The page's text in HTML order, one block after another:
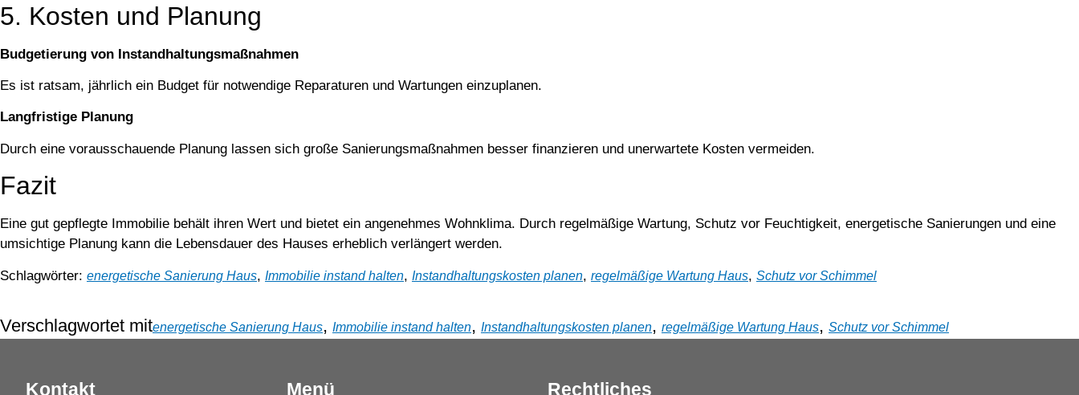
5. Kosten und Planung
Budgetierung von Instandhaltungsmaßnahmen
Es ist ratsam, jährlich ein Budget für notwendige Reparaturen und Wartungen einzuplanen.
Langfristige Planung
Durch eine vorausschauende Planung lassen sich große Sanierungsmaßnahmen besser finanzieren und unerwartete Kosten vermeiden.
Fazit
Eine gut gepflegte Immobilie behält ihren Wert und bietet ein angenehmes Wohnklima. Durch regelmäßige Wartung, Schutz vor Feuchtigkeit, energetische Sanierungen und eine
umsichtige Planung kann die Lebensdauer des Hauses erheblich verlängert werden.
Schlagwörter: energetische Sanierung Haus, Immobilie instand halten, Instandhaltungskosten planen, regelmäßige Wartung Haus, Schutz vor Schimmel
Verschlagwortet mitenergetische Sanierung Haus, Immobilie instand halten, Instandhaltungskosten planen, regelmäßige Wartung Haus, Schutz vor Schimmel
Kontakt Menü Rechtliches